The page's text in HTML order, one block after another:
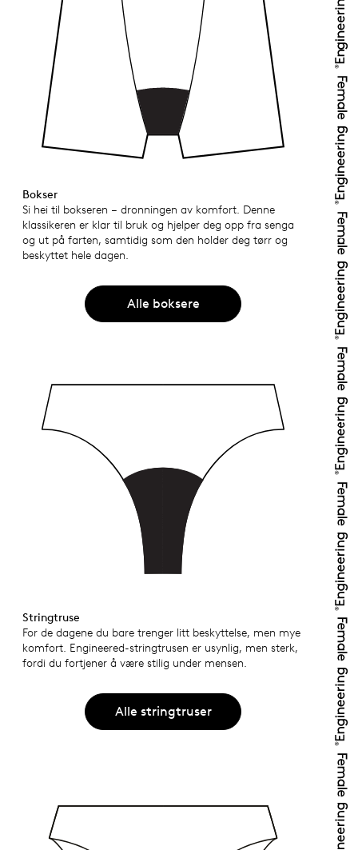
Bokser
Si hei til bokseren – dronningen av komfort. Denne
klassikeren er klar til bruk og hjelper deg opp fra senga
og ut på farten, samtidig som den holder deg tørr og
beskyttet hele dagen.
Alle boksere
Stringtruse
For de dagene du bare trenger litt beskyttelse, men mye
komfort. Engineered-stringtrusen er usynlig, men sterk,
fordi du fortjener å være stilig under mensen.
Alle stringtruser